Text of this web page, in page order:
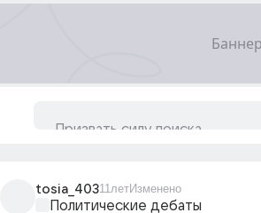
tosia_40311летИзменено
Политические дебаты